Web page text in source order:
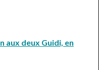
aux deux Guidi, en